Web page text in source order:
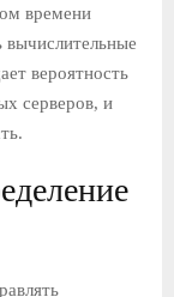
времени
вычислительные
вероятность
серверов, и